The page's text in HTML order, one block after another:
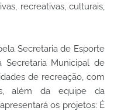
recreativas, culturais,
Secretaria de Esporte
Secretaria Municipal de
de recreação, com
além da equipe da
os projetos: É